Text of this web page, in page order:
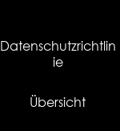
Datenschutzrichtlin
ie
Übersicht